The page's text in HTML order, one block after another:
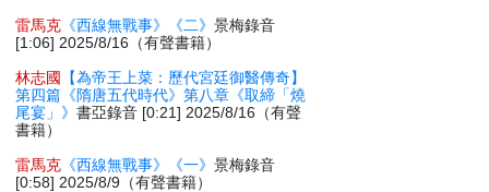
雷馬克 《西線無戰事》《二》景梅錄音
[1:06] 2025/8/16（有聲書籍）
林志國
【為帝王上菜：歷代宮廷御醫傳奇】
第四篇《隋唐五代時代》第八章《取締「燒
尾宴」》書亞錄音 [0:21] 2025/8/16（有聲
書籍）
雷馬克 《西線無戰事》《一》景梅錄音
[0:58] 2025/8/9（有聲書籍）